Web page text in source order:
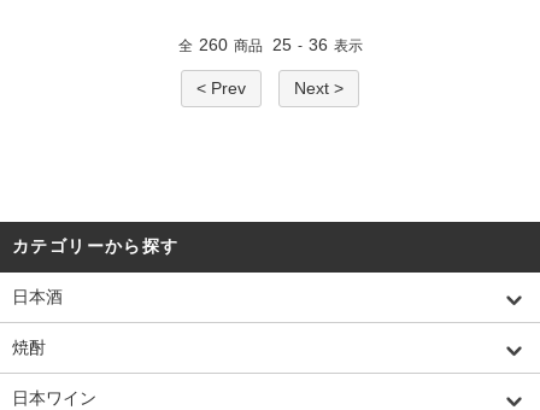
全 260 商品 25 - 36 表示
< Prev Next >
カテゴリーから探す
日本酒
焼酎
日本ワイン